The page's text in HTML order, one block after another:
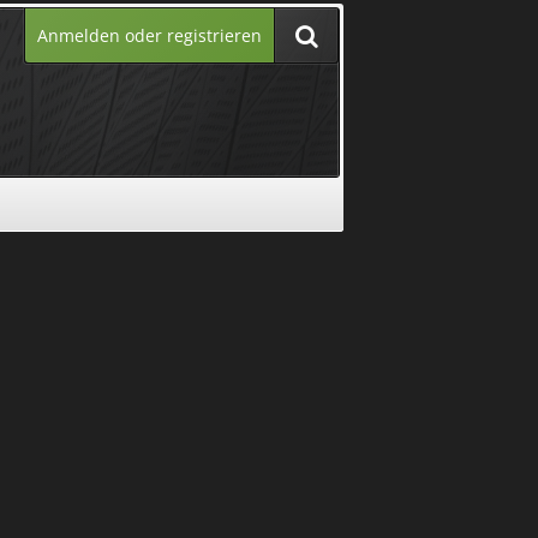
Anmelden oder registrieren